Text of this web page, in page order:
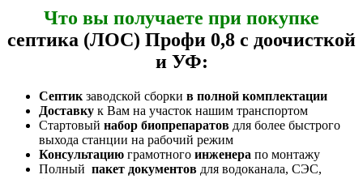
Что вы получаете при покупке
септика (ЛОС) Профи 0,8 с доочисткой
и УФ:
Септик заводской сборки в полной комплектации
Доставку к Вам на участок нашим транспортом
Стартовый набор биопрепаратов для более быстрого
выхода станции на рабочий режим
Консультацию грамотного инженера по монтажу
Полный пакет документов для водоканала, СЭС,